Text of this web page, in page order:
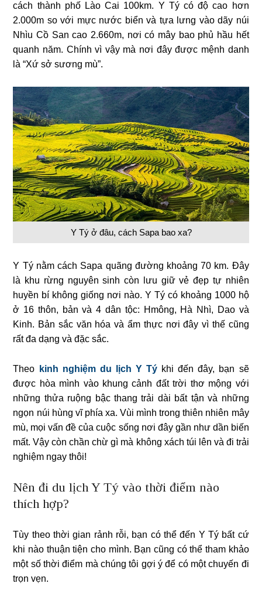
cách thành phố Lào Cai 100km. Y Tý có độ cao hơn
2.000m so với mực nước biển và tựa lưng vào dãy núi
Nhìu Cồ San cao 2.660m, nơi có mây bao phủ hầu hết
quanh năm. Chính vì vậy mà nơi đây được mệnh danh
là “Xứ sở sương mù”.
Y Tý ở đâu, cách Sapa bao xa?
Y Tý nằm cách Sapa quãng đường khoảng 70 km. Đây
là khu rừng nguyên sinh còn lưu giữ vẻ đẹp tự nhiên
huyền bí không giống nơi nào. Y Tý có khoảng 1000 hộ
ở 16 thôn, bản và 4 dân tộc: Hmông, Hà Nhì, Dao và
Kinh. Bản sắc văn hóa và ẩm thực nơi đây vì thế cũng
rất đa dạng và đặc sắc.
Theo kinh nghiệm du lịch Y Tý khi đến đây, bạn sẽ
được hòa mình vào khung cảnh đất trời thơ mộng với
những thửa ruộng bậc thang trải dài bất tận và những
ngọn núi hùng vĩ phía xa. Vùi mình trong thiên nhiên mây
mù, mọi vấn đề của cuộc sống nơi đây gần như dần biến
mất. Vậy còn chần chừ gì mà không xách túi lên và đi trải
nghiệm ngay thôi!
Nên đi du lịch Y Tý vào thời điểm nào
thích hợp?
Tùy theo thời gian rảnh rỗi, bạn có thể đến Y Tý bất cứ
khi nào thuận tiện cho mình. Bạn cũng có thể tham khảo
một số thời điểm mà chúng tôi gợi ý để có một chuyến đi
trọn vẹn.